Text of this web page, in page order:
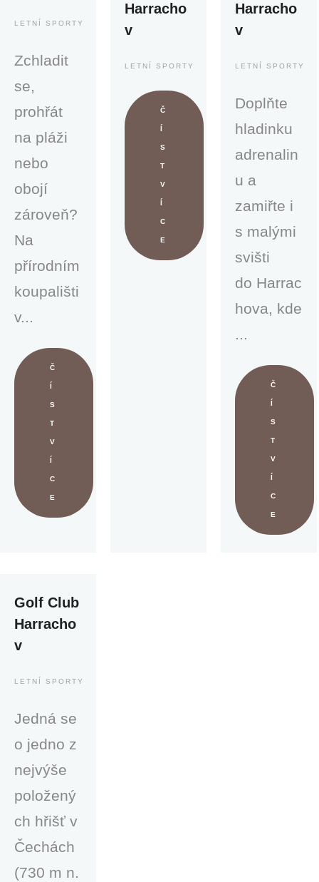
LETNÍ SPORTY
Zchladit
se,
prohřát
na pláži
nebo
obojí
zároveň?
Na
přírodním
koupališti
v...
Č
Í
S
T
V
Í
C
E
Harracho
v
LETNÍ SPORTY
Č
Í
S
T
V
Í
C
E
Harracho
v
LETNÍ SPORTY
Doplňte
hladinku
adrenalin
u a
zamiřte i
s malými
svišti
do Harrac
hova, kde
...
Č
Í
S
T
V
Í
C
E
Golf Club
Harracho
v
LETNÍ SPORTY
Jedná se
o jedno z
nejvýše
položený
ch hřišť v
Čechách
(730 m n.